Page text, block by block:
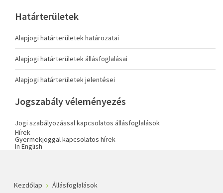
Határterületek
Alapjogi határterületek határozatai
Alapjogi határterületek állásfoglalásai
Alapjogi határterületek jelentései
Jogszabály véleményezés
Jogi szabályozással kapcsolatos állásfoglalások
Hírek
Gyermekjoggal kapcsolatos hírek
In English
Kezdőlap Állásfoglalások